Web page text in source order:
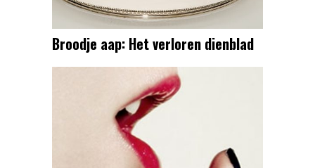
Broodje aap: Het verloren dienblad